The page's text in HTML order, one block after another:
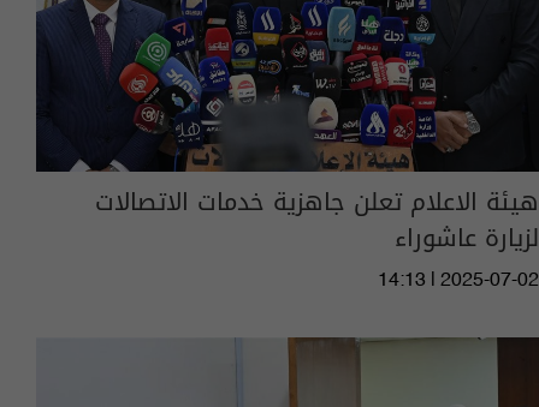
هيئة الاعلام تعلن جاهزية خدمات الاتصالات
لزيارة عاشوراء
14:13 | 2025-07-02